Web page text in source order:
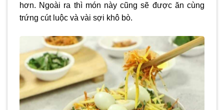
hơn. Ngoài ra thì món này cũng sẽ được ăn cùng
trứng cút luộc và vài sợi khô bò.